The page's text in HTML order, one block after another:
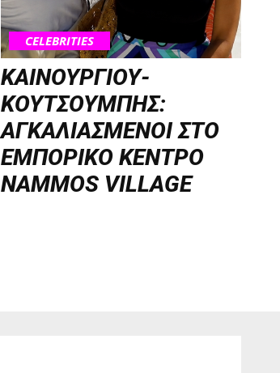
CELEBRITIES
ΚΑΙΝΟΥΡΓΙΟΥ-
ΚΟΥΤΣΟΥΜΠΗΣ:
ΑΓΚΑΛΙΑΣΜΕΝΟΙ ΣΤΟ
ΕΜΠΟΡΙΚΟ ΚΕΝΤΡΟ
NAMMOS VILLAGE